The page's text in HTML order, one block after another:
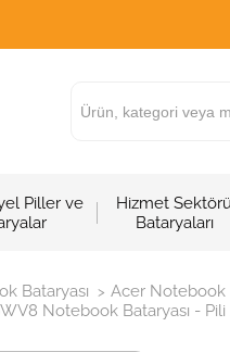
Piller ve
Hizmet Sektörü
Bataryaları
Bataryası > Acer Notebook
Notebook Bataryası -